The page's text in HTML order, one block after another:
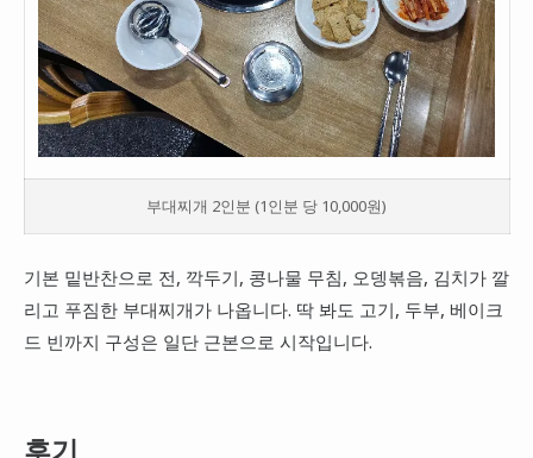
부대찌개 2인분 (1인분 당 10,000원)
기본 밑반찬으로 전, 깍두기, 콩나물 무침, 오뎅볶음, 김치가 깔
리고 푸짐한 부대찌개가 나옵니다. 딱 봐도 고기, 두부, 베이크
드 빈까지 구성은 일단 근본으로 시작입니다.
후기